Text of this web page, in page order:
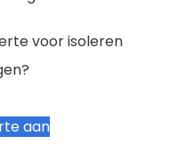
voor isoleren
aan